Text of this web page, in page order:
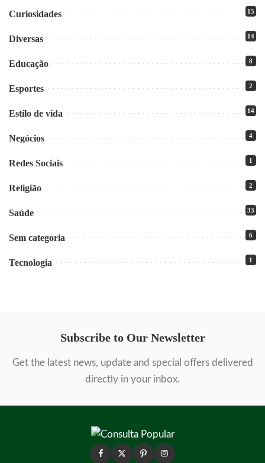
Curiosidades 15
Diversas 14
Educação 8
Esportes 2
Estilo de vida 14
Negócios 4
Redes Sociais 1
Religião 2
Saúde 33
Sem categoria 6
Tecnologia 1
Subscribe to Our Newsletter
Get the latest news, update and special offers delivered
directly in your inbox.